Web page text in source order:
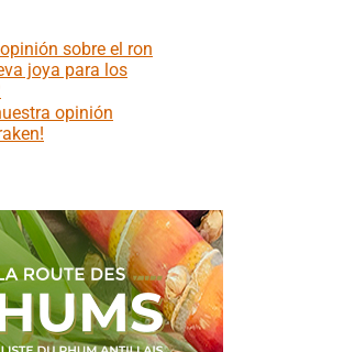
sobre el ron
joya para los
opinión